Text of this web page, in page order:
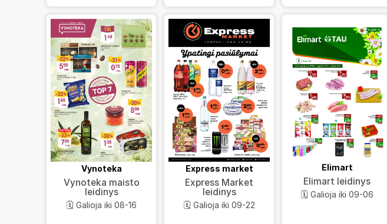
Vynoteka
Vynoteka maisto
leidinys
🗓️ Galioja iki 08-16
Express market
Express Market
leidinys
🗓️ Galioja iki 09-22
Elimart
Elimart leidinys
🗓️ Galioja iki 09-06